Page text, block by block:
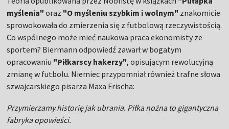
myślenia" oraz "O myśleniu szybkim i wolnym" znakomicie
sprowokowała do zmierzenia się z futbolową rzeczywistością.
Co wspólnego może mieć naukowa praca ekonomisty ze
sportem? Biermann odpowiedź zawarł w bogatym
opracowaniu "Piłkarscy hakerzy", opisującym rewolucyjną
zmianę w futbolu. Niemiec przypomniał również trafne słowa
szwajcarskiego pisarza Maxa Frischa:
Przymierzamy historię jak ubrania. Piłka nożna to gigantyczna
fabryka opowieści.